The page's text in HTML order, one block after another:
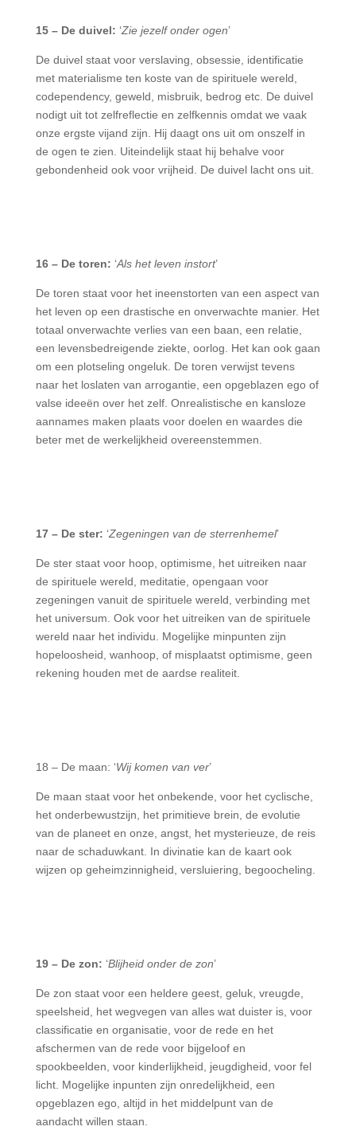
15 – De duivel: ‘Zie jezelf onder ogen’
De duivel staat voor verslaving, obsessie, identificatie
met materialisme ten koste van de spirituele wereld,
codependency, geweld, misbruik, bedrog etc. De duivel
nodigt uit tot zelfreflectie en zelfkennis omdat we vaak
onze ergste vijand zijn. Hij daagt ons uit om onszelf in
de ogen te zien. Uiteindelijk staat hij behalve voor
gebondenheid ook voor vrijheid. De duivel lacht ons uit.
16 – De toren: ‘Als het leven instort’
De toren staat voor het ineenstorten van een aspect van
het leven op een drastische en onverwachte manier. Het
totaal onverwachte verlies van een baan, een relatie,
een levensbedreigende ziekte, oorlog. Het kan ook gaan
om een plotseling ongeluk. De toren verwijst tevens
naar het loslaten van arrogantie, een opgeblazen ego of
valse ideeën over het zelf. Onrealistische en kansloze
aannames maken plaats voor doelen en waardes die
beter met de werkelijkheid overeenstemmen.
17 – De ster: ‘Zegeningen van de sterrenhemel’
De ster staat voor hoop, optimisme, het uitreiken naar
de spirituele wereld, meditatie, opengaan voor
zegeningen vanuit de spirituele wereld, verbinding met
het universum. Ook voor het uitreiken van de spirituele
wereld naar het individu. Mogelijke minpunten zijn
hopeloosheid, wanhoop, of misplaatst optimisme, geen
rekening houden met de aardse realiteit.
18 – De maan: ‘Wij komen van ver’
De maan staat voor het onbekende, voor het cyclische,
het onderbewustzijn, het primitieve brein, de evolutie
van de planeet en onze, angst, het mysterieuze, de reis
naar de schaduwkant. In divinatie kan de kaart ook
wijzen op geheimzinnigheid, versluiering, begoocheling.
19 – De zon: ‘Blijheid onder de zon’
De zon staat voor een heldere geest, geluk, vreugde,
speelsheid, het wegvegen van alles wat duister is, voor
classificatie en organisatie, voor de rede en het
afschermen van de rede voor bijgeloof en
spookbeelden, voor kinderlijkheid, jeugdigheid, voor fel
licht. Mogelijke inpunten zijn onredelijkheid, een
opgeblazen ego, altijd in het middelpunt van de
aandacht willen staan.